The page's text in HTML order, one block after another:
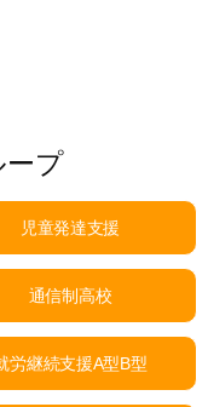
、
ープ
児童発達支援
通信制高校
労継続支援A型B型